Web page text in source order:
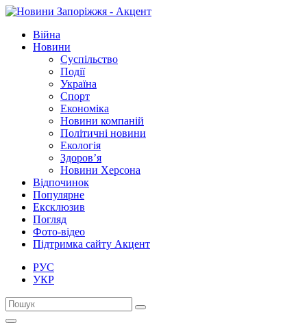
Війна
Новини
Суспільство
Події
Україна
Спорт
Економіка
Новини компаній
Політичні новини
Екологія
Здоров’я
Новини Херсона
Відпочинок
Популярне
Ексклюзив
Погляд
Фото-відео
Підтримка сайту Акцент
РУС
УКР